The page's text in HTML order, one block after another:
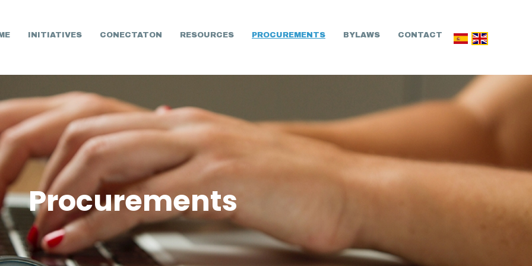
INITIATIVES CONECTATON RESOURCES PROCUREMENTS BYLAWS CONTACT
Procurements